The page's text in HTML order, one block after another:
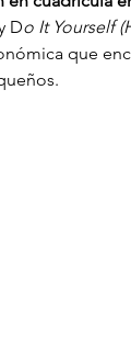
Do It Yourself
que